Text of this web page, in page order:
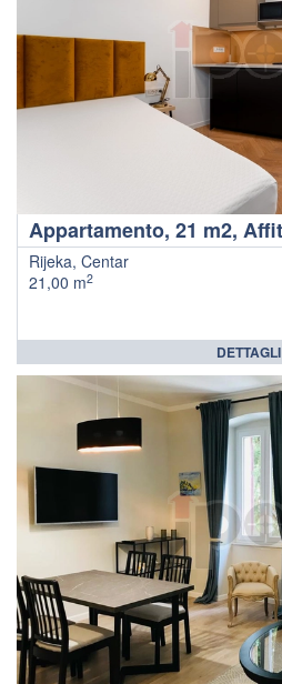
Appartamento, 21 m2,
Rijeka, Centar
21,00 m2
DETTAGLI